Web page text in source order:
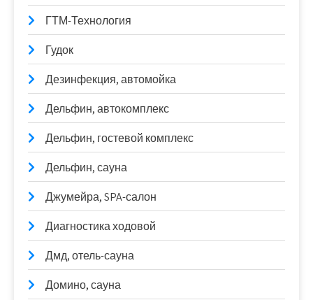
ГТМ-Технология
Гудок
Дезинфекция, автомойка
Дельфин, автокомплекс
Дельфин, гостевой комплекс
Дельфин, сауна
Джумейра, SPA-салон
Диагностика ходовой
Дмд, отель-сауна
Домино, сауна